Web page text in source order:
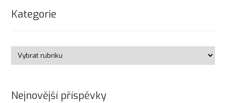
Kategorie
Nejnovější příspěvky